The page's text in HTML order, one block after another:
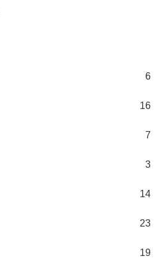
6
16
7
3
14
23
19